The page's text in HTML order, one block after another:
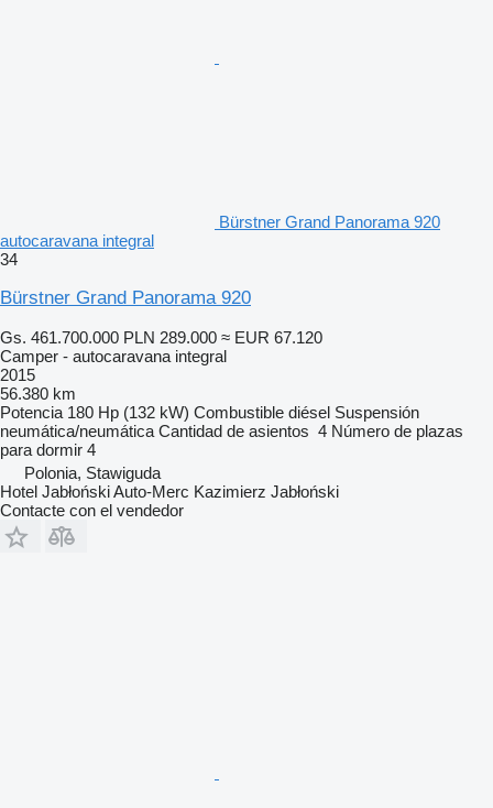
Bürstner Grand Panorama 920
autocaravana integral
34
Bürstner Grand Panorama 920
Gs. 461.700.000 PLN 289.000 ≈ EUR 67.120
Camper - autocaravana integral
2015
56.380 km
Potencia 180 Hp (132 kW) Combustible diésel Suspensión
neumática/neumática Cantidad de asientos 4 Número de plazas
para dormir 4
Polonia, Stawiguda
Hotel Jabłoński Auto-Merc Kazimierz Jabłoński
Contacte con el vendedor